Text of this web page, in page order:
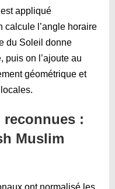
appliqué
calcule l’angle horaire
du Soleil donne
puis on l’ajoute au
géométrique et
reconnues :
Muslim
ont normalisé les